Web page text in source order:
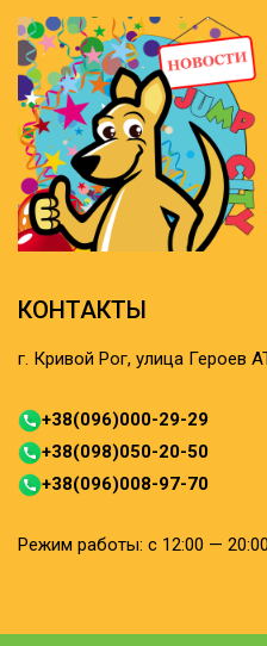
КОНТАКТЫ
г. Кривой Рог, улица Героев
+38(096)000-29-29
+38(098)050-20-50
+38(096)008-97-70
Режим работы: с 12:00 — 20:00